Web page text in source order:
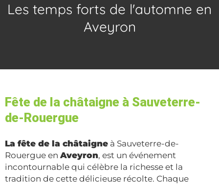
Les temps forts de l'automne en
Aveyron
Fête de la châtaigne à Sauveterre-
de-Rouergue
La fête de la châtaigne à Sauveterre-de-
Rouergue enAveyron, est un événement
incontournable qui célèbre la richesse et la
tradition de cette délicieuse récolte. Chaque